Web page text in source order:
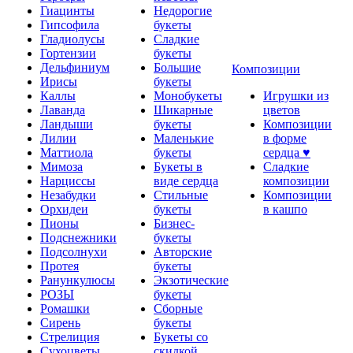
Гиацинты
Гипсофила
Гладиолусы
Гортензии
Дельфиниум
Ирисы
Каллы
Лаванда
Ландыши
Лилии
Маттиола
Мимоза
Нарциссы
Незабудки
Орхидеи
Пионы
Подснежники
Подсолнухи
Протея
Ранункулюсы
РОЗЫ
Ромашки
Сирень
Стрелиция
Недорогие
букеты
Сладкие
букеты
Большие
букеты
Монобукеты
Шикарные
букеты
Маленькие
букеты
Букеты в
виде сердца
Стильные
букеты
Бизнес-
букеты
Авторские
букеты
Экзотические
букеты
Сборные
букеты
Букеты со
Композиции
Игрушки из
цветов
Композиции
в форме
сердца ♥
Сладкие
композиции
Композиции
в кашпо